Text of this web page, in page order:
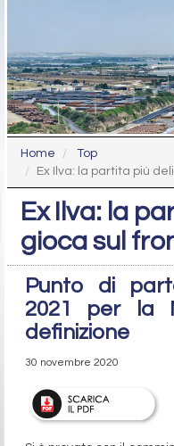
Home
Top
Ex Ilva: la partita più
Ex Ilva: la
gioca sul
Punto di
2021 per la
definizione
30 novembre 2020